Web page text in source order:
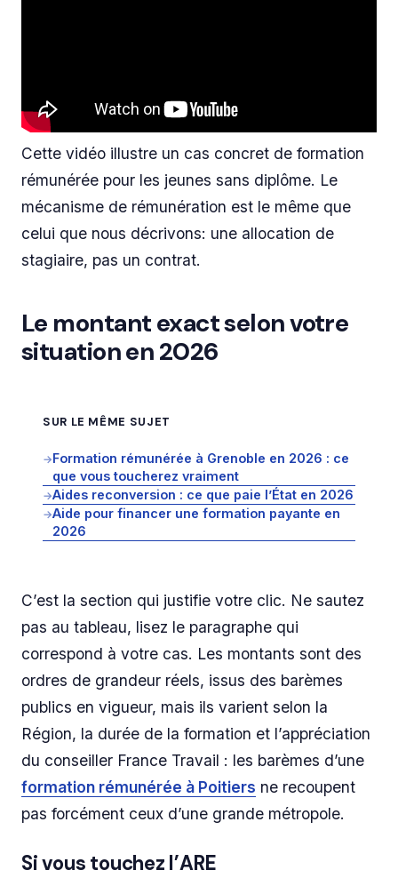
Cette vidéo illustre un cas concret de formation
rémunérée pour les jeunes sans diplôme. Le
mécanisme de rémunération est le même que
celui que nous décrivons: une allocation de
stagiaire, pas un contrat.
Le montant exact selon votre
situation en 2026
SUR LE MÊME SUJET
→Formation rémunérée à Grenoble en 2026 : ce
que vous toucherez vraiment
→Aides reconversion : ce que paie l’État en 2026
→Aide pour financer une formation payante en
2026
C’est la section qui justifie votre clic. Ne sautez
pas au tableau, lisez le paragraphe qui
correspond à votre cas. Les montants sont des
ordres de grandeur réels, issus des barèmes
publics en vigueur, mais ils varient selon la
Région, la durée de la formation et l’appréciation
du conseiller France Travail : les barèmes d’une
formation rémunérée à Poitiers ne recoupent
pas forcément ceux d’une grande métropole.
Si vous touchez l’ARE